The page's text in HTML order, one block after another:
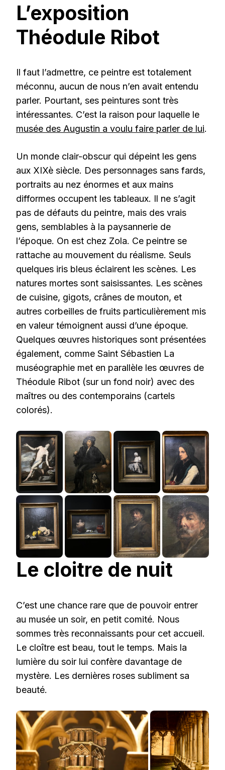
L’exposition
Théodule Ribot
Il faut l’admettre, ce peintre est totalement
méconnu, aucun de nous n’en avait entendu
parler. Pourtant, ses peintures sont très
intéressantes. C’est la raison pour laquelle le
musée des Augustin a voulu faire parler de lui.
Un monde clair-obscur qui dépeint les gens
aux XIXè siècle. Des personnages sans fards,
portraits au nez énormes et aux mains
difformes occupent les tableaux. Il ne s’agit
pas de défauts du peintre, mais des vrais
gens, semblables à la paysannerie de
l’époque. On est chez Zola. Ce peintre se
rattache au mouvement du réalisme. Seuls
quelques iris bleus éclairent les scènes. Les
natures mortes sont saisissantes. Les scènes
de cuisine, gigots, crânes de mouton, et
autres corbeilles de fruits particulièrement mis
en valeur témoignent aussi d’une époque.
Quelques œuvres historiques sont présentées
également, comme Saint Sébastien La
muséographie met en parallèle les œuvres de
Théodule Ribot (sur un fond noir) avec des
maîtres ou des contemporains (cartels
colorés).
Le cloitre de nuit
C’est une chance rare que de pouvoir entrer
au musée un soir, en petit comité. Nous
sommes très reconnaissants pour cet accueil.
Le cloître est beau, tout le temps. Mais la
lumière du soir lui confère davantage de
mystère. Les dernières roses subliment sa
beauté.